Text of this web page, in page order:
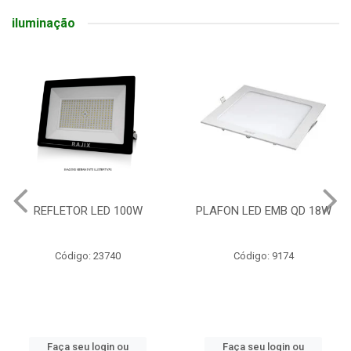
iluminação
REFLETOR LED 100W
Código: 23740
Faça seu login ou
PLAFON LED EMB QD 18W
Código: 9174
Faça seu login ou